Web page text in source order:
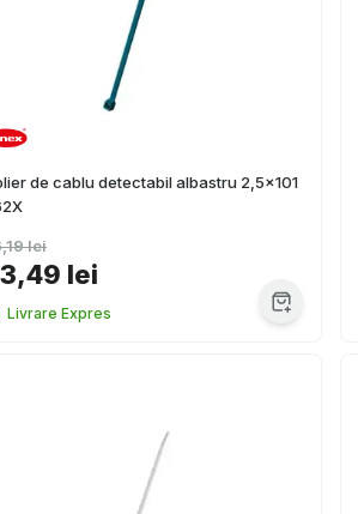
de cablu detectabil albastru 2,5x101
lei
lei
Livrare Expres